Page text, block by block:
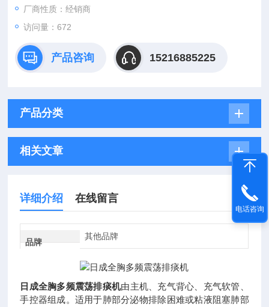
厂商性质：经销商
访问量：672
产品咨询 15216885225
产品分类
相关文章
详细介绍 在线留言
品牌
其他品牌
日成全胸多频震荡排痰机由主机、充气背心、充气软管、
手控器组成。适用于肺部分泌物排除困难或粘液阻塞肺部
电话咨询